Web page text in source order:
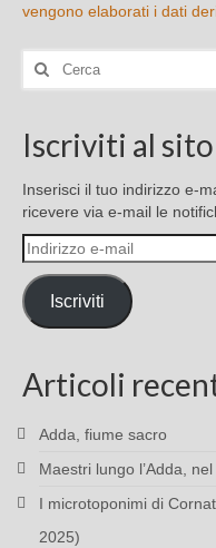
vengono elaborati i dati
Cerca:
Iscriviti al
Inserisci il tuo indirizzo e-
ricevere via e-mail le
Indirizzo
e-
mail
Iscriviti
Articoli
Adda, fiume sacro
Maestri lungo l’Adda,
I microtoponimi di
2025)